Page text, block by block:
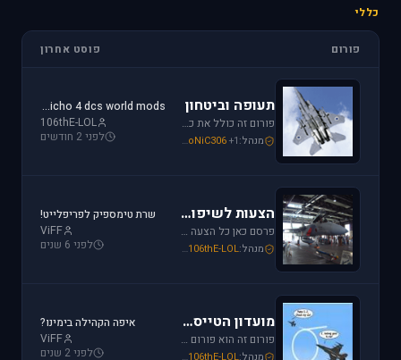
כללי
פורום פוסט אחרון
תעופה וביטחון
פורום זה כולל את כל נושאי התעופה האזרחית, הצבאית והבטחון בארץ ובעולם. ניתן לדון בכל נושא אקטואלי או היסטורי בתחומים אלו.
מנהל: Mike_69th SoNiC306+1
jericho 4 dcs world mods
106thE-LOL
לפני 2 חודשים
הצעות לשיפור / הערות ומתן פידבק
פרסם כאן כל הצעה לשיפור שברצונך לראות מתגשמת או הערות לגבי דברים שברצונך לראות נעלמים או מציקים לך.
מנהל: Mike_69th ,106thE-LOL
שרת טימספיק לפריפלייט!
ViFF
לפני 6 שנים
מועדון הטייסים
פורום זה הוא פורום (OT (Off Topic פרסם כאן כל הודעה שמתחשקת לך וראויה לדיון.
מנהל: Mike_69th ,106thE-LOL
איפה הקהילה בימינו?
ViFF
לפני 2 שנים